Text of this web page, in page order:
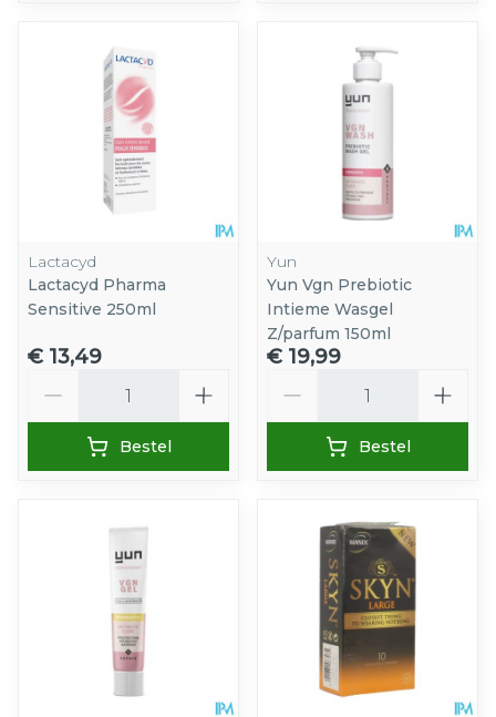
Lactacyd
Lactacyd Pharma
Sensitive 250ml
€ 13,49
Bestel
Yun
Yun Vgn Prebiotic
Intieme Wasgel
Z/parfum 150ml
€ 19,99
Bestel